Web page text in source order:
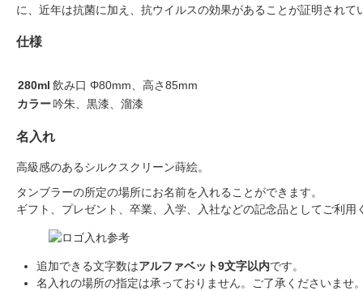
に、近年は抗菌に加え、抗ウイルスの効果があることが証明されて
仕様
280ml 飲み口 Φ80mm、高さ85mm
カラー 吟朱、黒漆、溜漆
名入れ
高級感のあるシルクスクリーン蒔絵。
タンブラーの所定の場所にお名前を入れることができます。
ギフト、プレゼント、卒業、入学、入社などの記念品としてご利用
追加できる文字数はアルファベット9文字以内です。
名入れの場所の指定は承っておりません。ご了承くださいませ